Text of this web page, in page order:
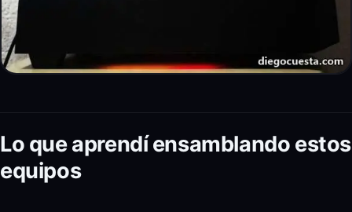
Lo que aprendí ensamblando estos
equipos